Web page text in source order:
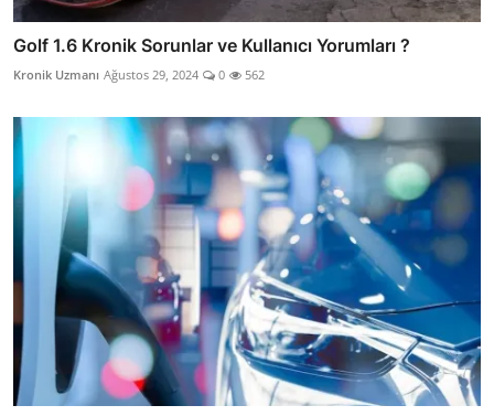
Golf 1.6 Kronik Sorunlar ve Kullanıcı Yorumları ?
Kronik Uzmanı Ağustos 29, 2024 0 562